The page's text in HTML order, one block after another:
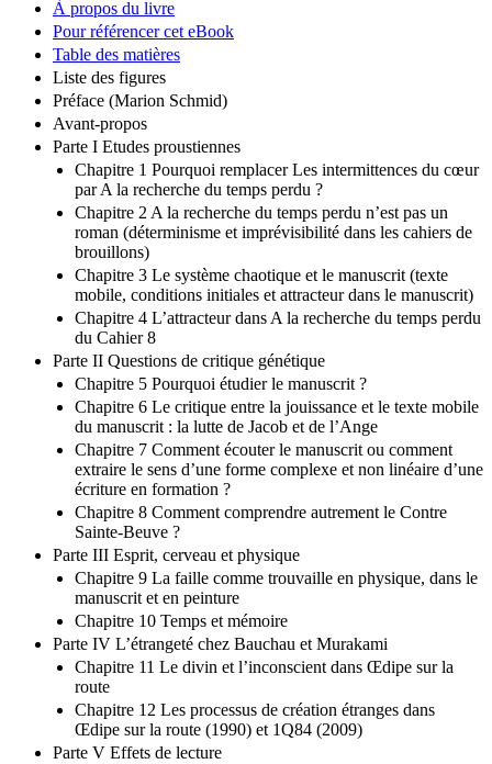
À propos du livre
Pour référencer cet eBook
Table des matières
Liste des figures
Préface (Marion Schmid)
Avant-propos
Parte I Etudes proustiennes
Chapitre 1 Pourquoi remplacer Les intermittences du cœur
par A la recherche du temps perdu ?
Chapitre 2 A la recherche du temps perdu n’est pas un
roman (déterminisme et imprévisibilité dans les cahiers de
brouillons)
Chapitre 3 Le système chaotique et le manuscrit (texte
mobile, conditions initiales et attracteur dans le manuscrit)
Chapitre 4 L’attracteur dans A la recherche du temps perdu
du Cahier 8
Parte II Questions de critique génétique
Chapitre 5 Pourquoi étudier le manuscrit ?
Chapitre 6 Le critique entre la jouissance et le texte mobile
du manuscrit : la lutte de Jacob et de l’Ange
Chapitre 7 Comment écouter le manuscrit ou comment
extraire le sens d’une forme complexe et non linéaire d’une
écriture en formation ?
Chapitre 8 Comment comprendre autrement le Contre
Sainte-Beuve ?
Parte III Esprit, cerveau et physique
Chapitre 9 La faille comme trouvaille en physique, dans le
manuscrit et en peinture
Chapitre 10 Temps et mémoire
Parte IV L’étrangeté chez Bauchau et Murakami
Chapitre 11 Le divin et l’inconscient dans Œdipe sur la
route
Chapitre 12 Les processus de création étranges dans
Œdipe sur la route (1990) et 1Q84 (2009)
Parte V Effets de lecture